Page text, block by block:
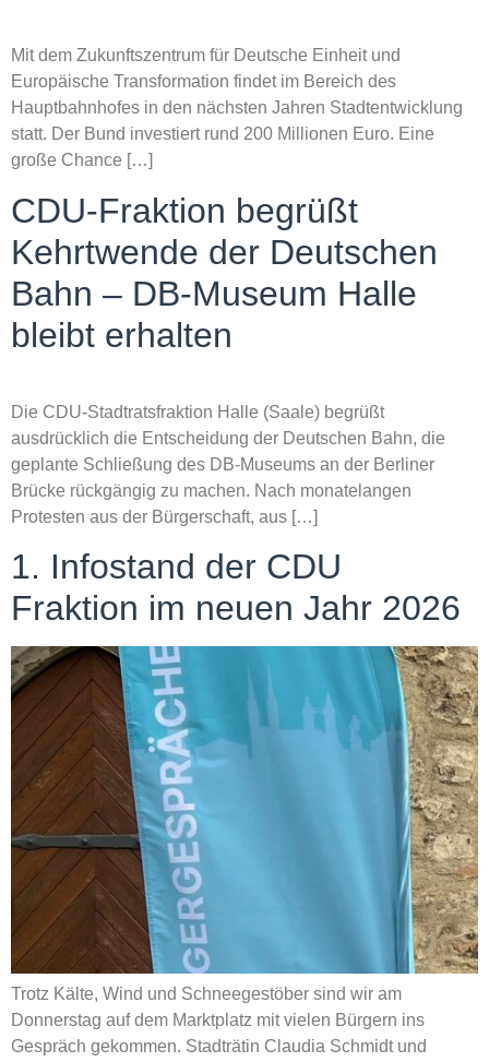
Mit dem Zukunftszentrum für Deutsche Einheit und
Europäische Transformation findet im Bereich des
Hauptbahnhofes in den nächsten Jahren Stadtentwicklung
statt. Der Bund investiert rund 200 Millionen Euro. Eine
große Chance […]
CDU-Fraktion begrüßt
Kehrtwende der Deutschen
Bahn – DB-Museum Halle
bleibt erhalten
Die CDU-Stadtratsfraktion Halle (Saale) begrüßt
ausdrücklich die Entscheidung der Deutschen Bahn, die
geplante Schließung des DB-Museums an der Berliner
Brücke rückgängig zu machen. Nach monatelangen
Protesten aus der Bürgerschaft, aus […]
1. Infostand der CDU
Fraktion im neuen Jahr 2026
Trotz Kälte, Wind und Schneegestöber sind wir am
Donnerstag auf dem Marktplatz mit vielen Bürgern ins
Gespräch gekommen. Stadträtin Claudia Schmidt und